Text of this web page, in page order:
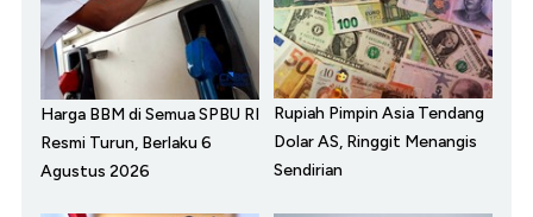
Harga BBM di Semua SPBU RI
Resmi Turun, Berlaku 6
Agustus 2026
Rupiah Pimpin Asia Tendang
Dolar AS, Ringgit Menangis
Sendirian